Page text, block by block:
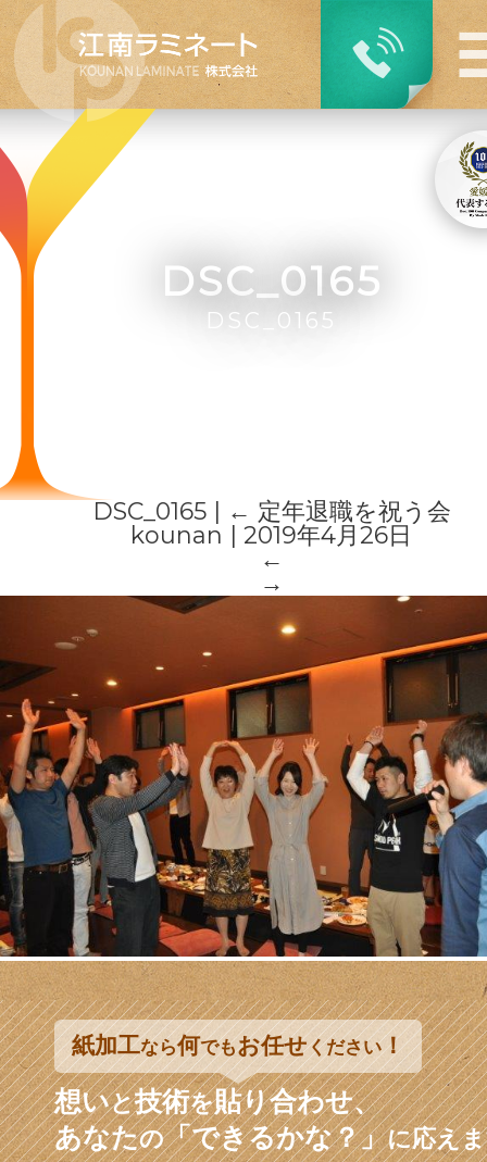
DSC_0165
DSC_0165 ← 定年退職を祝う会
kounan
|2019年4月26日
←
→
紙加工なら何でもお任せください！
想いと技術を貼り合わせ、
あなたの「できるかな？」に応え